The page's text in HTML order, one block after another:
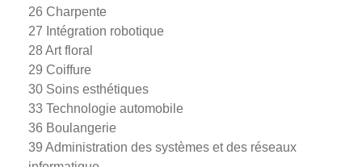
26 Charpente
27 Intégration robotique
28 Art floral
29 Coiffure
30 Soins esthétiques
33 Technologie automobile
36 Boulangerie
39 Administration des systèmes et des réseaux